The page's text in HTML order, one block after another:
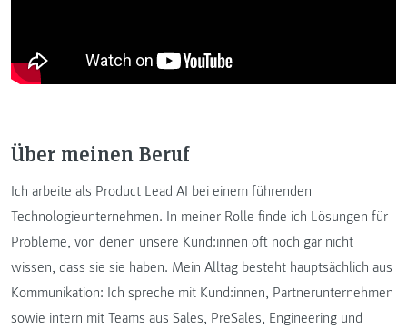
Über meinen Beruf
Ich arbeite als Product Lead AI bei einem führenden
Technologieunternehmen. In meiner Rolle finde ich Lösungen für
Probleme, von denen unsere Kund:innen oft noch gar nicht
wissen, dass sie sie haben. Mein Alltag besteht hauptsächlich aus
Kommunikation: Ich spreche mit Kund:innen, Partnerunternehmen
sowie intern mit Teams aus Sales, PreSales, Engineering und